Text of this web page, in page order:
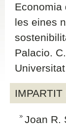
Economia
les eines
Palacio.
IMPARTIT
Joan R.